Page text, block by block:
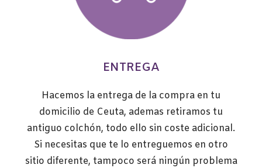
ENTREGA
Hacemos la entrega de la compra en tu
domicilio de Ceuta, ademas retiramos tu
antiguo colchón, todo ello sin coste adicional.
Si necesitas que te lo entreguemos en otro
sitio diferente, tampoco será ningún problema